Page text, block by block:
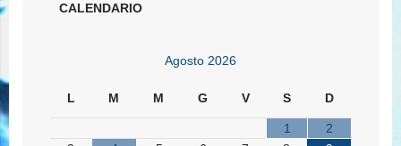
CALENDARIO
Agosto 2026
L M M G V S D
1
2